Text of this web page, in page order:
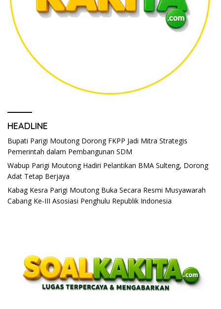
HEADLINE
Bupati Parigi Moutong Dorong FKPP Jadi Mitra Strategis
Pemerintah dalam Pembangunan SDM
Wabup Parigi Moutong Hadiri Pelantikan BMA Sulteng, Dorong
Adat Tetap Berjaya
Kabag Kesra Parigi Moutong Buka Secara Resmi Musyawarah
Cabang Ke-III Asosiasi Penghulu Republik Indonesia